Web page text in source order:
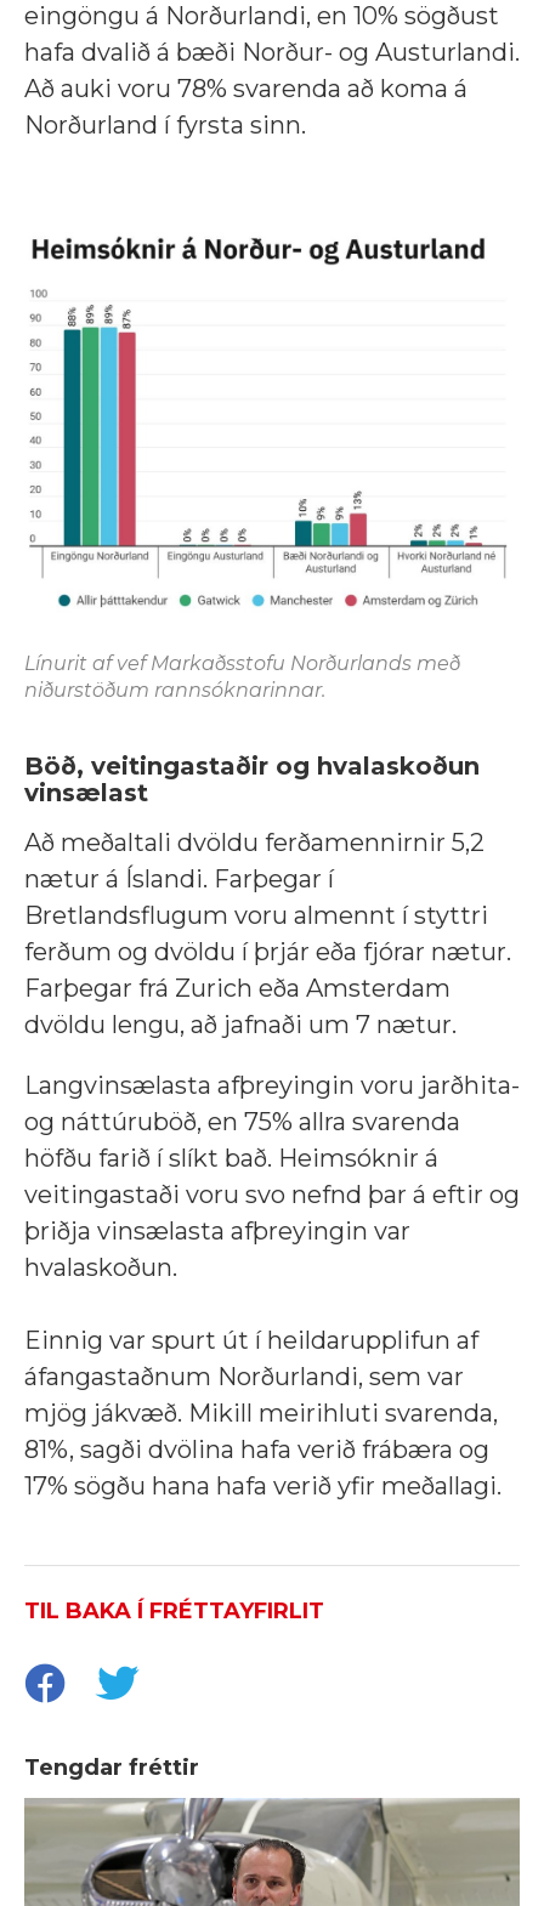
eingöngu á Norðurlandi, en 10% sögðust
hafa dvalið á bæði Norður- og Austurlandi.
Að auki voru 78% svarenda að koma á
Norðurland í fyrsta sinn.
Línurit af vef Markaðsstofu Norðurlands með
niðurstöðum rannsóknarinnar.
Böð, veitingastaðir og hvalaskoðun
vinsælast
Að meðaltali dvöldu ferðamennirnir 5,2
nætur á Íslandi. Farþegar í
Bretlandsflugum voru almennt í styttri
ferðum og dvöldu í þrjár eða fjórar nætur.
Farþegar frá Zurich eða Amsterdam
dvöldu lengu, að jafnaði um 7 nætur.
Langvinsælasta afþreyingin voru jarðhita-
og náttúruböð, en 75% allra svarenda
höfðu farið í slíkt bað. Heimsóknir á
veitingastaði voru svo nefnd þar á eftir og
þriðja vinsælasta afþreyingin var
hvalaskoðun.
Einnig var spurt út í heildarupplifun af
áfangastaðnum Norðurlandi, sem var
mjög jákvæð. Mikill meirihluti svarenda,
81%, sagði dvölina hafa verið frábæra og
17% sögðu hana hafa verið yfir meðallagi.
TIL BAKA Í FRÉTTAYFIRLIT
Tengdar fréttir